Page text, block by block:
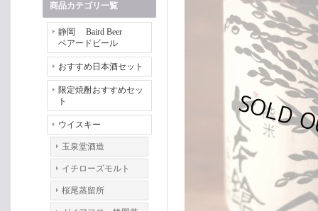
商品カテゴリ一覧
静岡 Baird Beer
ベアードビール
おすすめ日本酒セット
限定焼酎おすすめセッ
ト
ウイスキー
玉泉堂酒造
イチローズモルト
桜尾蒸留所